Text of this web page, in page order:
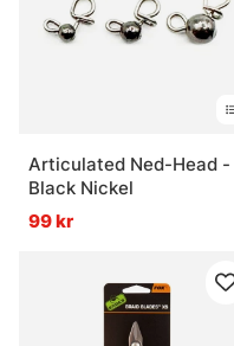
Articulated Ned-Head -
Black Nickel
99 kr